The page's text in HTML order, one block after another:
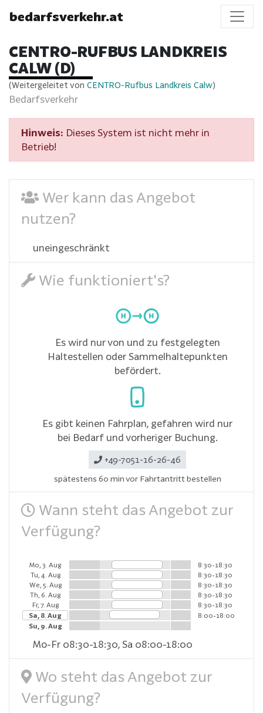
bedarfsverkehr.at
CENTRO-RUFBUS LANDKREIS
CALW (D)
(Weitergeleitet von CENTRO-Rufbus Landkreis Calw)
Bedarfsverkehr
Hinweis: Dieses System ist nicht mehr in
Betrieb!
Wer kann das Angebot
nutzen?
uneingeschränkt
Wie funktioniert's?
Es wird nur von und zu festgelegten
Haltestellen oder Sammelhaltepunkten
befördert.
Es gibt keinen Fahrplan, gefahren wird nur
bei Bedarf und vorheriger Buchung.
+49-7051-16-26-46
spätestens 60 min vor Fahrtantritt bestellen
Wann steht das Angebot zur
Verfügung?
Mo, 3. Aug
8:30-18:30
Tu, 4. Aug
8:30-18:30
We, 5. Aug
8:30-18:30
Th, 6. Aug
8:30-18:30
Fr, 7. Aug
8:30-18:30
Sa, 8. Aug
8:00-18:00
Su, 9. Aug
Mo-Fr 08:30-18:30, Sa 08:00-18:00
Wo steht das Angebot zur
Verfügung?